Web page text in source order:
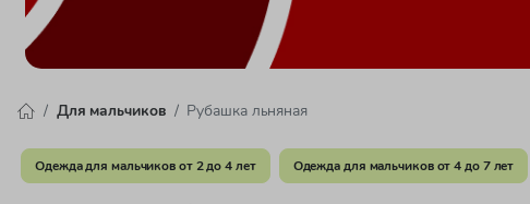
Для мальчиков Рубашка льняная
Одежда для мальчиков от 2 до 4 лет Одежда для мальчиков от 4 до 7 лет